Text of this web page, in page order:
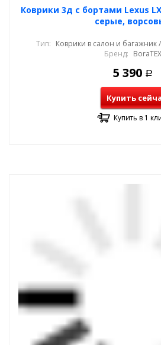
Коврики 3д с бортами Lexus
серые,
Тип: Коврики в салон и багажник
Бренд: BoraTEX
5 390 Р
Купить
Купить в 1